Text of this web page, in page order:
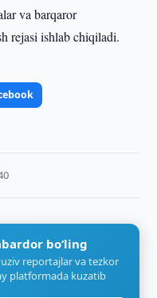
va barqaror
rejasi ishlab chiqiladi.
bo‘ling
reportajlar va tezkor
platformada kuzatib